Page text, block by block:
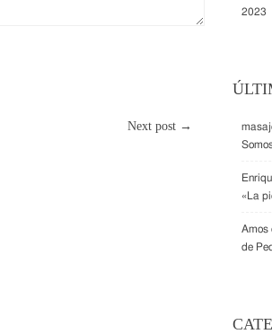
Next post →
2023
«La
Amos
de